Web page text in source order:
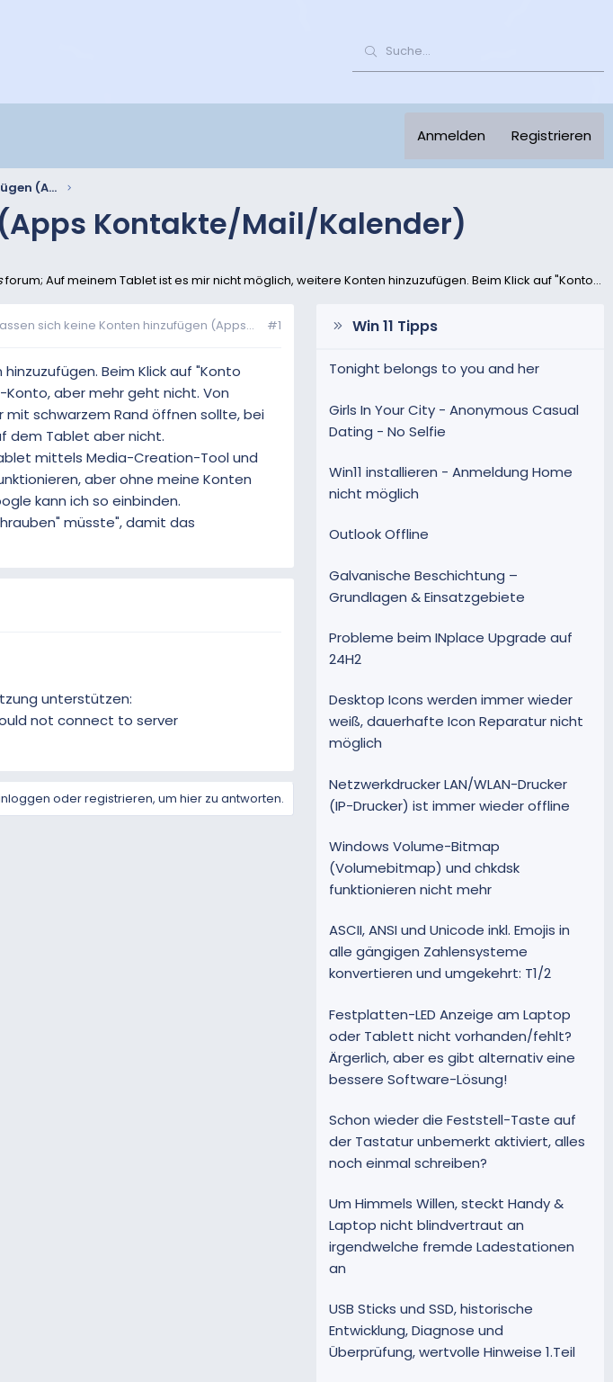
Anmelden Registrieren
Es lassen sich keine Konten hinzufügen (Apps Kontakte/Mail/Kalender)
Kontakte/Mail/Kalender)
forum; Auf meinem Tablet ist es mir nicht möglich, weitere Konten hinzuzufügen. Beim Klick auf "Konto...
sich keine Konten hinzufügen (Apps... #1
Beim Klick auf "Konto
aber mehr geht nicht. Von
mit schwarzem Rand öffnen sollte, bei
dem Tablet aber nicht.
mittels Media-Creation-Tool und
aber ohne meine Konten
kann ich so einbinden.
müsste", damit das
unterstützen:
not connect to server
oder registrieren, um hier zu antworten.
Win 11 Tipps
Tonight belongs to you and her
Girls In Your City - Anonymous Casual
Dating - No Selfie
Win11 installieren - Anmeldung Home
nicht möglich
Outlook Offline
Galvanische Beschichtung –
Grundlagen & Einsatzgebiete
Probleme beim INplace Upgrade auf
24H2
Desktop Icons werden immer wieder
weiß, dauerhafte Icon Reparatur nicht
möglich
Netzwerkdrucker LAN/WLAN-Drucker
(IP-Drucker) ist immer wieder offline
Windows Volume-Bitmap
(Volumebitmap) und chkdsk
funktionieren nicht mehr
ASCII, ANSI und Unicode inkl. Emojis in
alle gängigen Zahlensysteme
konvertieren und umgekehrt: T1/2
Festplatten-LED Anzeige am Laptop
oder Tablett nicht vorhanden/fehlt?
Ärgerlich, aber es gibt alternativ eine
bessere Software-Lösung!
Schon wieder die Feststell-Taste auf
der Tastatur unbemerkt aktiviert, alles
noch einmal schreiben?
Um Himmels Willen, steckt Handy &
Laptop nicht blindvertraut an
irgendwelche fremde Ladestationen
an
USB Sticks und SSD, historische
Entwicklung, Diagnose und
Überprüfung, wertvolle Hinweise 1.Teil